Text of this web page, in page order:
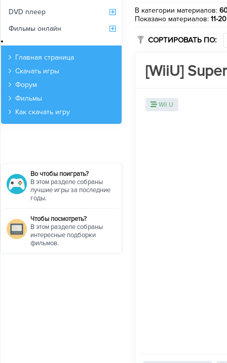
DVD плеер
Фильмы онлайн
Главная страница
Скачать игры
Форум
Фильмы
Как скачать игру
Во чтобы поиграть?
В этом разделе собраны
лучшие игры за последние
годы.
Чтобы посмотреть?
В этом разделе собраны
интересные подборки
фильмов.
В категории материалов:
Показано материалов: 11-20
СОРТИРОВАТЬ ПО:
[WiiU]
Wii U